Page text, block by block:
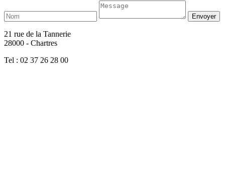
21 rue de la Tannerie
28000 - Chartres
Tel : 02 37 26 28 00